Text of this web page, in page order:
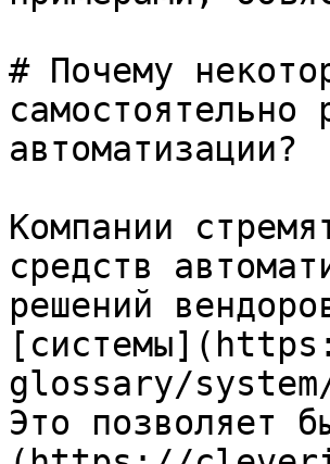
# Почему
самостоятельно
автоматизации?
Компании
средств
решений
glossary/
Это позволяет